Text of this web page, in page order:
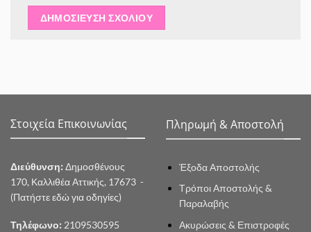
Στοιχεία Επικοινωνίας
Διεύθυνση: Δημοσθένους
170, Καλλιθέα Αττικής, 17673 -
(Πατήστε εδώ για οδηγίες)
Τηλέφωνο: 2109530595
Πληρωμή & Αποστολή
Έξοδα Αποστολής
Τρόποι Αποστολής &
Παραλαβής
Ακυρώσεις & Επιστροφές